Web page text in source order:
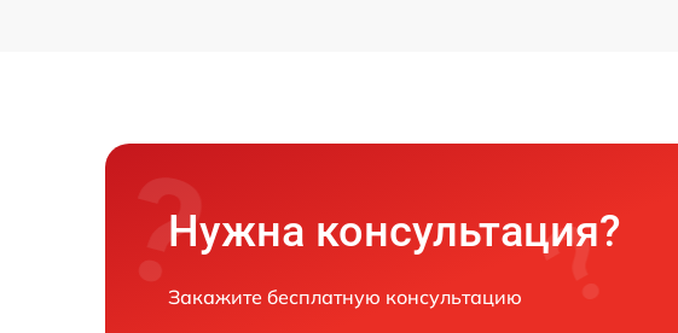
Нужна консультация?
Закажите бесплатную консультацию